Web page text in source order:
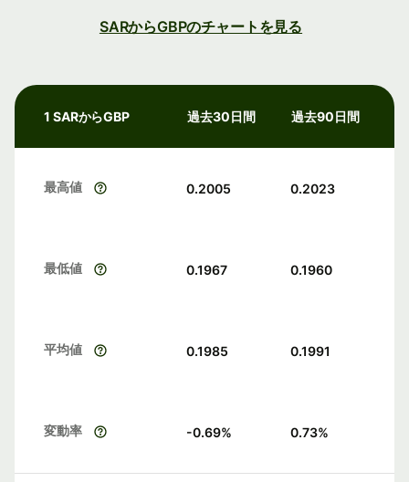
SARからGBPのチャートを見る
1 SARからGBP 過去30日間 過去90日間
最高値 0.2005 0.2023
最低値 0.1967 0.1960
平均値 0.1985 0.1991
変動率 -0.69% 0.73%